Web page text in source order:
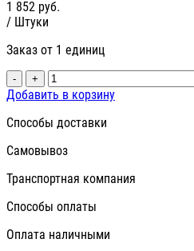
1 852 руб.
/ Штуки
Заказ от 1 единиц
- +
Добавить в корзину
Способы доставки
Самовывоз
Транспортная компания
Способы оплаты
Оплата наличными